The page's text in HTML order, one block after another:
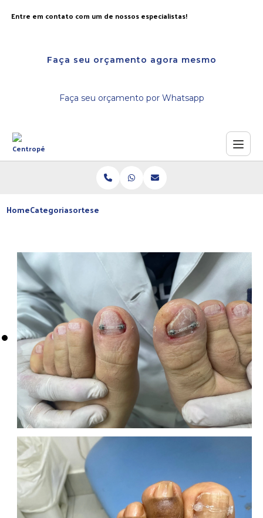
Entre em contato com um de nossos especialistas!
Faça seu orçamento agora mesmo
Faça seu orçamento por Whatsapp
HomeCategoriasortese